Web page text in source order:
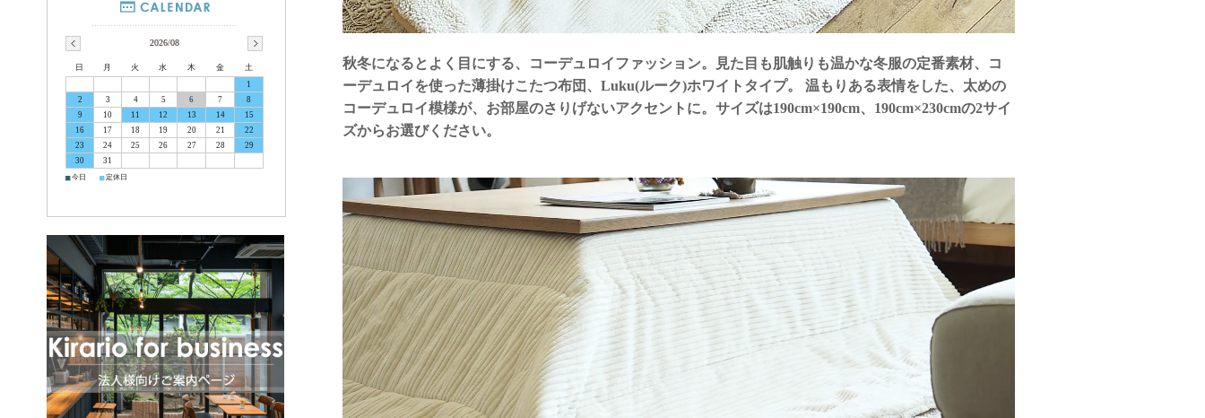
秋冬になるとよく目にする、コーデュロイファッション。見た目も肌触りも温かな冬服の定番素材、コ
ーデュロイを使った薄掛けこたつ布団、Luku(ルーク)ホワイトタイプ。 温もりある表情をした、太めの
コーデュロイ模様が、お部屋のさりげないアクセントに。サイズは190cm×190cm、190cm×230cmの2サイ
ズからお選びください。
2026/08
日 月 火 水 木 金
土
1
2
3 4 5 6 7
8
9
10 11 12 13 14
15
16
17 18 19 20 21
22
23
24 25 26 27 28
29
30
31
■ 今日 ■ 定休日